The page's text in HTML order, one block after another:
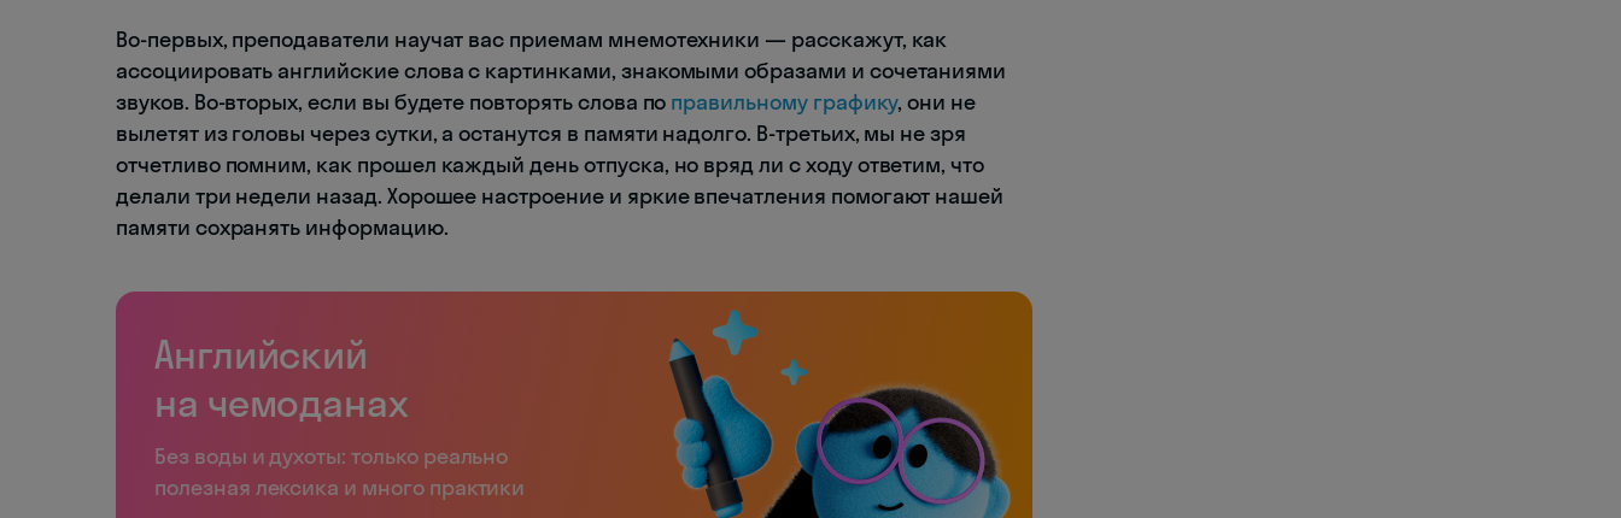
Во-первых, преподаватели научат вас приемам мнемотехники — расскажут, как
ассоциировать английские слова с картинками, знакомыми образами и сочетаниями
звуков. Во-вторых, если вы будете повторять слова по правильному графику, они не
вылетят из головы через сутки, а останутся в памяти надолго. В-третьих, мы не зря
отчетливо помним, как прошел каждый день отпуска, но вряд ли с ходу ответим, что
делали три недели назад. Хорошее настроение и яркие впечатления помогают нашей
памяти сохранять информацию.
Английский
на чемоданах
Без воды и духоты: только реально
полезная лексика и много практики